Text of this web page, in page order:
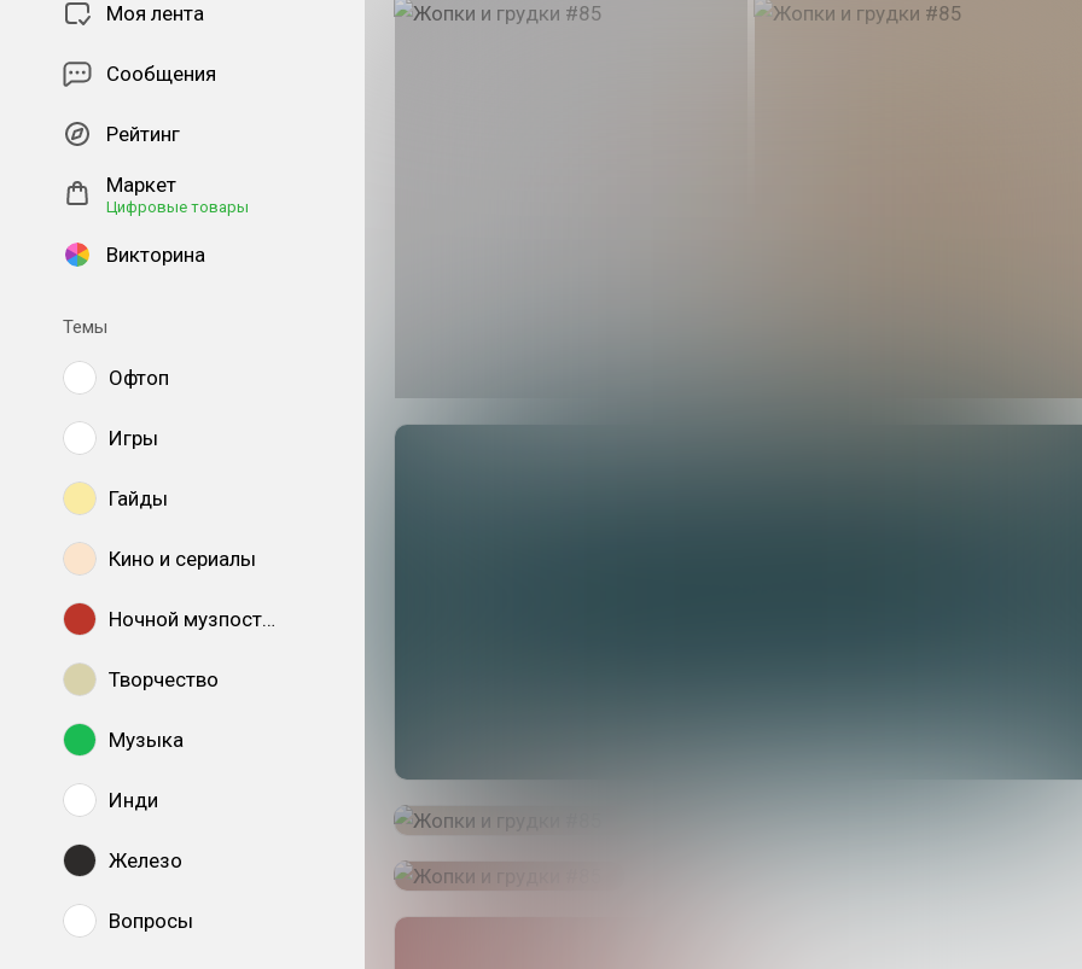
Моя лента
Сообщения
Рейтинг
Маркет
Цифровые товары
Викторина
Темы
Офтоп
Игры
Гайды
Кино и сериалы
Ночной музпостинг
Творчество
Музыка
Инди
Железо
Вопросы